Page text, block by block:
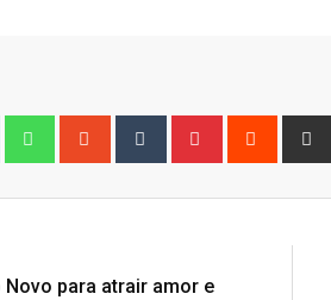
LinkedIn WhatsappStumbleUpon
Tumblr Pinterest Reddit
para atrair amor e